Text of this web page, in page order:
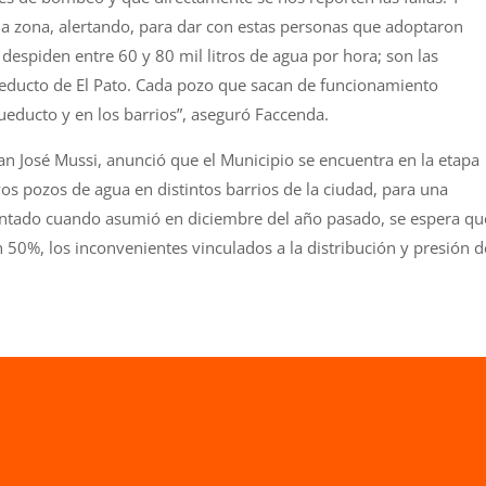
zona, alertando, para dar con estas personas que adoptaron
entre 60 y 80 mil litros de agua por hora; son las
de El Pato. Cada pozo que sacan de funcionamiento
y en los barrios”, aseguró Faccenda.
José Mussi, anunció que el Municipio se encuentra en la etapa
pozos de agua en distintos barrios de la ciudad, para una
cuando asumió en diciembre del año pasado, se espera
los inconvenientes vinculados a la distribución y presión